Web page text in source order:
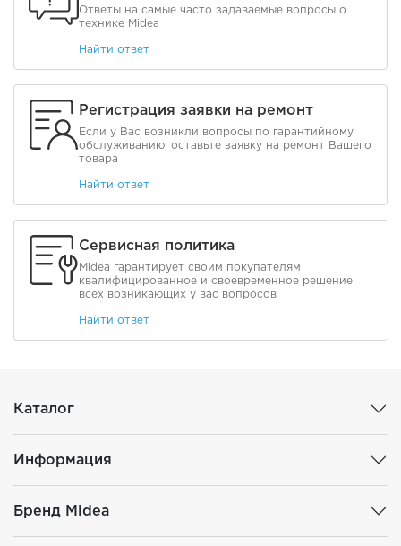
Ответы на самые часто задаваемые вопросы о
технике Midea
Найти ответ
Регистрация заявки на ремонт
Если у Вас возникли вопросы по гарантийному
обслуживанию, оставьте заявку на ремонт Вашего
товара
Найти ответ
Сервисная политика
Midea гарантирует своим покупателям
квалифицированное и своевременное решение
всех возникающих у вас вопросов
Найти ответ
Каталог
Информация
Бренд Midea